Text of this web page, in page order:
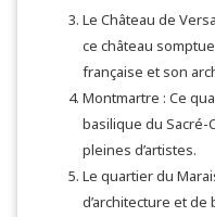
Le Château de
ce château
française et son
Montmartre : Ce
basilique du
pleines d’artistes.
Le quartier du
d’architecture et